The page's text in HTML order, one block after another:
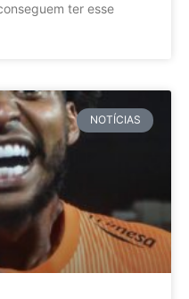
ter esse
NOTÍCIAS